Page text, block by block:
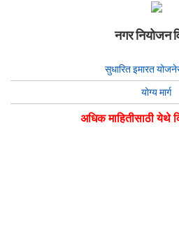
नगर नियोजन
सुधारित इमारत
योग्य मार्ग
अधिक माहितीसाठी येथे